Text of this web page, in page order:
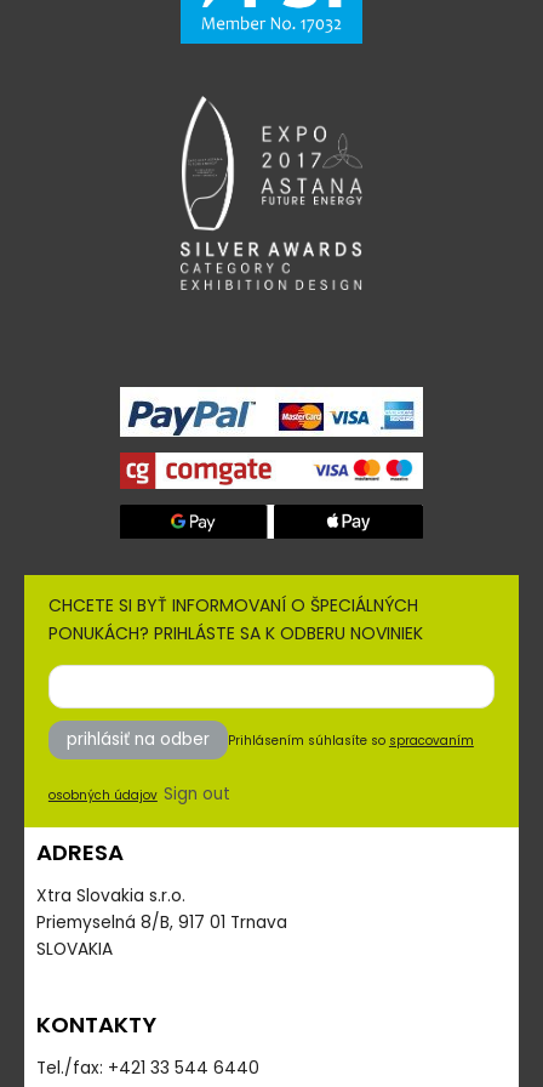
CHCETE SI BYŤ INFORMOVANÍ O ŠPECIÁLNÝCH
PONUKÁCH? PRIHLÁSTE SA K ODBERU NOVINIEK
prihlásiť na odber Prihlásením súhlasíte so spracovaním
osobných údajov Sign out
ADRESA
Xtra Slovakia s.r.o.
Priemyselná 8/B, 917 01 Trnava
SLOVAKIA
KONTAKTY
Tel./fax: +421 33 544 6440